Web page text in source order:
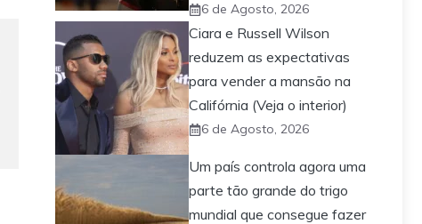
6 de Agosto, 2026
Ciara e Russell Wilson
reduzem as expectativas
para vender a mansão na
Califórnia (Veja o interior)
6 de Agosto, 2026
Um país controla agora uma
parte tão grande do trigo
mundial que consegue fazer